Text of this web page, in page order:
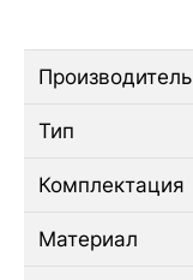
Производитель
Тип
Комплектация
Материал